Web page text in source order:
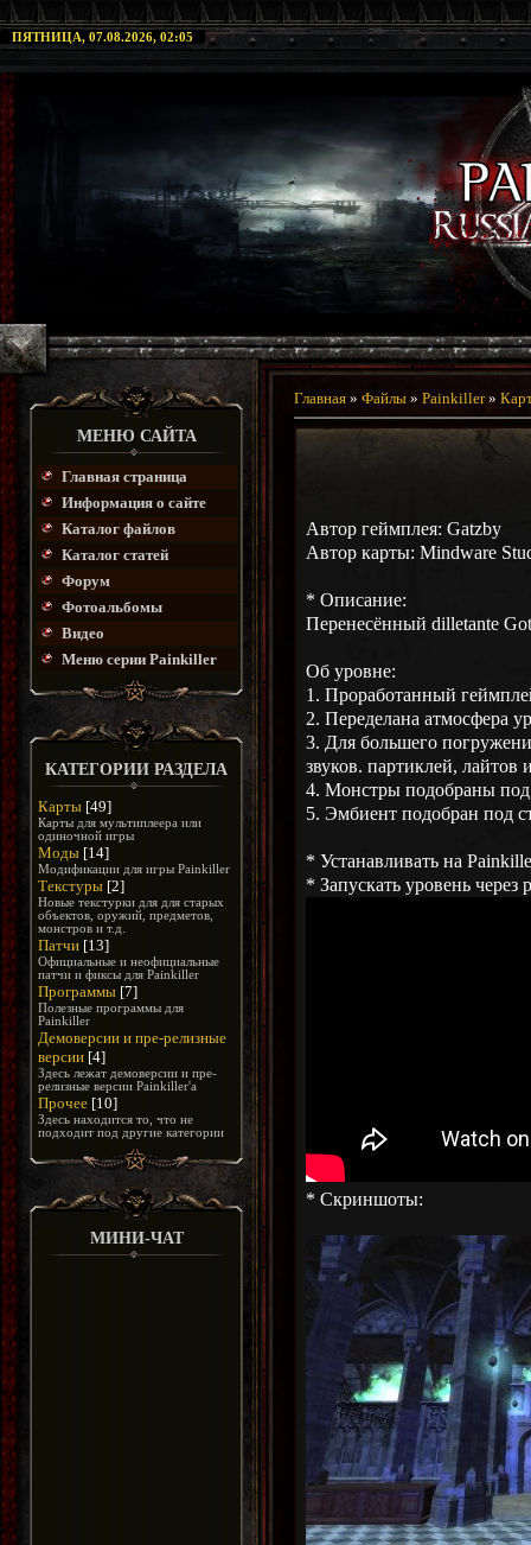
ПЯТНИЦА, 07.08.2026, 02:05
МЕНЮ САЙТА
Главная страница
Информация о сайте
Каталог файлов
Каталог статей
Форум
Фотоальбомы
Видео
Меню серии Painkiller
КАТЕГОРИИ РАЗДЕЛА
Карты [49]
Карты для мультиплеера или
одиночной игры
Моды [14]
Модификации для игры Painkiller
Текстуры [2]
Новые текстурки для для старых
объектов, оружий, предметов,
монстров и т.д.
Патчи [13]
Официальные и неофициальные
патчи и фиксы для Painkiller
Программы [7]
Полезные программы для
Painkiller
Демоверсии и пре-релизные
версии [4]
Здесь лежат демоверсии и пре-
релизные версии Painkiller'а
Прочее [10]
Здесь находится то, что не
подходит под другие категории
МИНИ-ЧАТ
Главная » Файлы » Painkiller»
Автор геймплея: Gatzby
Автор карты: Mindware
* Описание:
Перенесённый dilletante
Об уровне:
1. Проработанный
2. Переделана атмосфера
3. Для большего
звуков. партиклей, лайтов
4. Монстры подобраны под
5. Эмбиент подобран под
* Устанавливать на
* Запускать уровень через
* Скриншоты: